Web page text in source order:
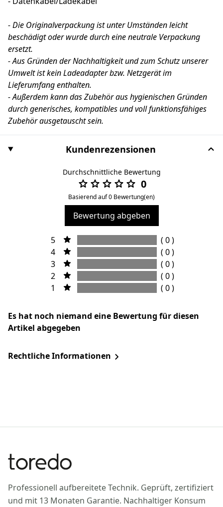
- Die Originalverpackung ist unter Umständen leicht
beschädigt oder wurde durch eine neutrale Verpackung
ersetzt.
- Aus Gründen der Nachhaltigkeit und zum Schutz unserer
Umwelt ist kein Ladeadapter bzw. Netzgerät im
Lieferumfang enthalten.
- Außerdem kann das Zubehör aus hygienischen Gründen
durch generisches, kompatibles und voll funktionsfähiges
Zubehör ausgetauscht sein.
Kundenrezensionen
Durchschnittliche Bewertung
0
Basierend auf 0 Bewertung(en)
Bewertung abgeben
5
( 0 )
4
( 0 )
3
( 0 )
2
( 0 )
1
( 0 )
Es hat noch niemand eine Bewertung für diesen
Artikel abgegeben
Rechtliche Informationen
Professionell aufbereitete Technik. Geprüft, zertifiziert
und mit 13 Monaten Garantie. Nachhaltiger Konsum